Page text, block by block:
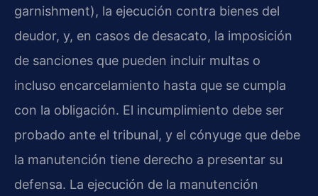
garnishment), la ejecución contra bienes del
deudor, y, en casos de desacato, la imposición
de sanciones que pueden incluir multas o
incluso encarcelamiento hasta que se cumpla
con la obligación. El incumplimiento debe ser
probado ante el tribunal, y el cónyuge que debe
la manutención tiene derecho a presentar su
defensa. La ejecución de la manutención